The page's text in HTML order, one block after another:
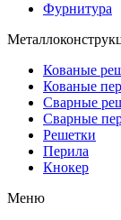
Фурнитура
Кованые
Кованые
Сварные
Сварные
Решетки
Перила
Кнокер
Меню